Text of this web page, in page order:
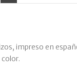
impreso en